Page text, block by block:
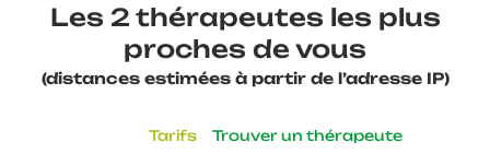
Les 2 thérapeutes les plus
proches de vous
(distances estimées à partir de l’adresse IP)
Tarifs Trouver un thérapeute